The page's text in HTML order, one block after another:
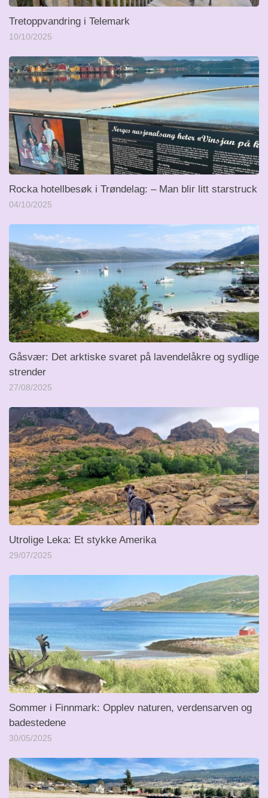
Tretoppvandring i Telemark
10/10/2025
Rocka hotellbesøk i Trøndelag: – Man blir litt starstruck
04/10/2025
Gåsvær: Det arktiske svaret på lavendelåkre og sydlige
strender
27/08/2025
Utrolige Leka: Et stykke Amerika
29/07/2025
Sommer i Finnmark: Opplev naturen, verdensarven og
badestedene
30/05/2025